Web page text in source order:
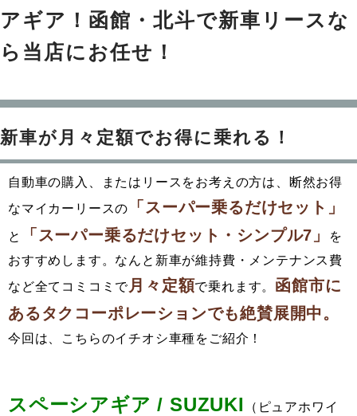
アギア！函館・北斗で新車リースな
ら当店にお任せ！
新車が月々定額でお得に乗れる！
自動車の購入、またはリースをお考えの方は、断然お得
なマイカーリースの
「スーパー乗るだけセット」
と 「スーパー乗るだけセット・シンプル7」
を
おすすめします。なんと新車が維持費・メンテナンス費
など全てコミコミで 月々定額で乗れます。 函館市に
あるタクコーポレーションでも絶賛展開中。
今回は、こちらのイチオシ車種をご紹介！
スペーシアギア / SUZUKI
（ピュアホワイ